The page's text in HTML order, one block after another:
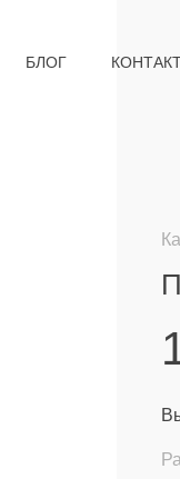
БЛОГ